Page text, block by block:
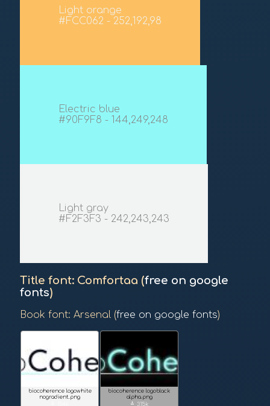
Light orange
#FCC062 - 252,192,98
Electric blue
#90F9F8 - 144,249,248
Light gray
#F2F3F3 - 242,243,243
Title font: Comfortaa (free on google
fonts)
Book font: Arsenal (free on google fonts)
biocoherence logowhite
nogradient.png
biocoherence logoblack
alpha.png
download 315k